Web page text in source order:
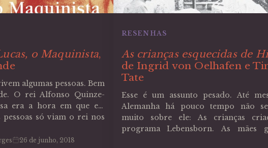
o Maquinista,
algumas pessoas. Bem
O rei Alfonso Quinze-
era a hora em que ele
pessoas só viam o rei nos
Colarinho e senhora
26 de junho, 2018
RESENHAS
As crianças esquecidas de
de Ingrid von Oelhafen e
Tate
Esse é um assunto pesado. Até
Alemanha há pouco tempo não
muito sobre ele: As crianças
programa Lebensborn. As mães grávidas